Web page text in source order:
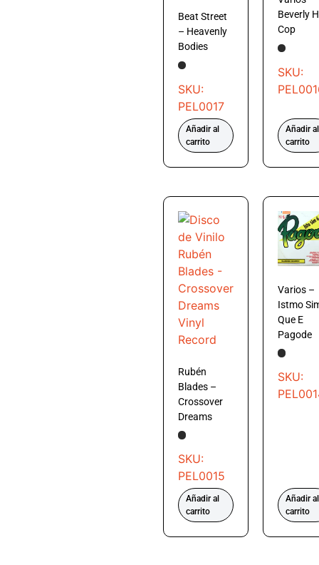
Beat Street
– Heavenly
Bodies
SKU:
PEL0017
Añadir al
carrito
Beverly
Cop
SKU:
Añadir al
carrito
Rubén
Blades –
Crossover
Dreams
SKU:
PEL0015
Añadir al
carrito
Varios –
Istmo
Que E
Pagode
SKU:
Añadir al
carrito